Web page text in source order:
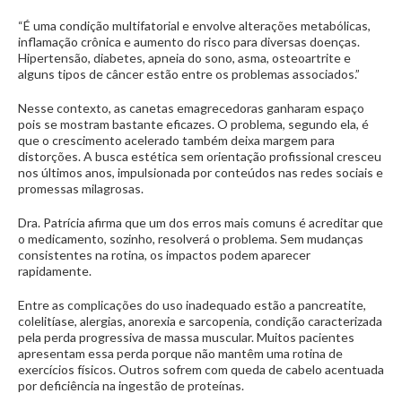
“É uma condição multifatorial e envolve alterações metabólicas,
inflamação crônica e aumento do risco para diversas doenças.
Hipertensão, diabetes, apneia do sono, asma, osteoartrite e
alguns tipos de câncer estão entre os problemas associados.”
Nesse contexto, as canetas emagrecedoras ganharam espaço
pois se mostram bastante eficazes. O problema, segundo ela, é
que o crescimento acelerado também deixa margem para
distorções. A busca estética sem orientação profissional cresceu
nos últimos anos, impulsionada por conteúdos nas redes sociais e
promessas milagrosas.
Dra. Patrícia afirma que um dos erros mais comuns é acreditar que
o medicamento, sozinho, resolverá o problema. Sem mudanças
consistentes na rotina, os impactos podem aparecer
rapidamente.
Entre as complicações do uso inadequado estão a pancreatite,
colelitíase, alergias, anorexia e sarcopenia, condição caracterizada
pela perda progressiva de massa muscular. Muitos pacientes
apresentam essa perda porque não mantêm uma rotina de
exercícios físicos. Outros sofrem com queda de cabelo acentuada
por deficiência na ingestão de proteínas.